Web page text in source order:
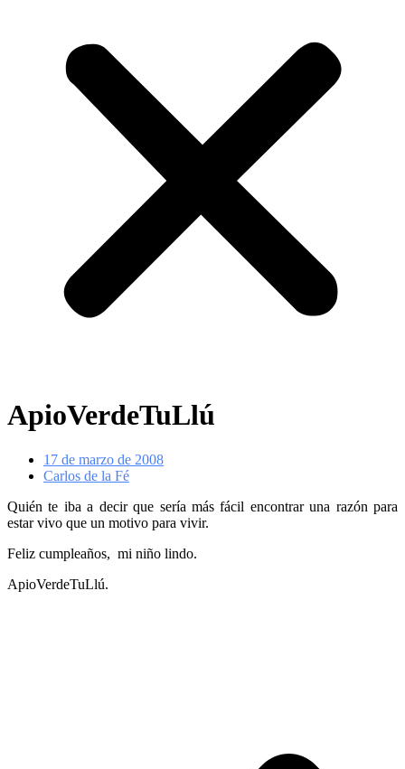
ApioVerdeTuLlú
17 de marzo de 2008
Carlos de la Fé
Quién te iba a decir que sería más fácil encontrar una razón para
estar vivo que un motivo para vivir.
Feliz cumpleaños, mi niño lindo.
ApioVerdeTuLlú.